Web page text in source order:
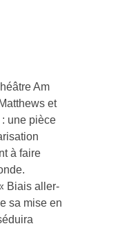
Am
et
: une pièce
à faire
Biais aller-
sa mise en